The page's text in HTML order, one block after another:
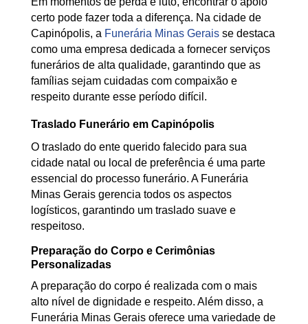
certo pode fazer toda a diferença. Na cidade de
Capinópolis, a Funerária Minas Geraisse destaca
como uma empresa dedicada a fornecer serviços
funerários de alta qualidade, garantindo que as
famílias sejam cuidadas com compaixão e
respeito durante esse período difícil.
Traslado Funerário em Capinópolis
O traslado do ente querido falecido para sua
cidade natal ou local de preferência é uma parte
essencial do processo funerário. A Funerária
Minas Gerais gerencia todos os aspectos
logísticos, garantindo um traslado suave e
respeitoso.
Preparação do Corpo e Cerimônias
Personalizadas
A preparação do corpo é realizada com o mais
alto nível de dignidade e respeito. Além disso, a
Funerária Minas Gerais oferece uma variedade de